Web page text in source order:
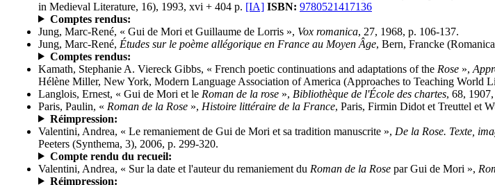
in Medieval Literature, 16), 1993, xvi + 404 p. [IA] ISBN: 9780521417136
Comptes rendus:
Jung, Marc-René, « Gui de Mori et Guillaume de Lorris », Vox romanica, 27, 1968, p. 106-137.
Jung, Marc-René, Études sur le poème allégorique en France au Moyen Âge, Bern, Francke
Comptes rendus:
Kamath, Stephanie A. Viereck Gibbs, « French poetic continuations and adaptations of the Rose »,
Hélène Miller, New York, Modern Language Association of America (Approaches to Teaching World
Langlois, Ernest, « Gui de Mori et le Roman de la rose », Bibliothèque de l'École des chartes, 68,
Paris, Paulin, « Roman de la Rose », Histoire littéraire de la France, Paris, Firmin Didot et Treuttel et
Réimpression:
Valentini, Andrea, « Le remaniement de Gui de Mori et sa tradition manuscrite », De la Rose. Texte,
Peeters (Synthema, 3), 2006, p. 299-320.
Compte rendu du recueil:
Valentini, Andrea, « Sur la date et l'auteur du remaniement du Roman de la Rose par Gui de Mori »,
Réimpression: